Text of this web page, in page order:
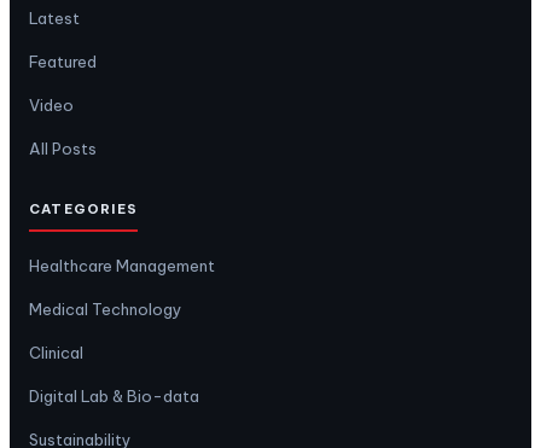
Latest
Featured
Video
All Posts
CATEGORIES
Healthcare Management
Medical Technology
Clinical
Digital Lab & Bio-data
Sustainability